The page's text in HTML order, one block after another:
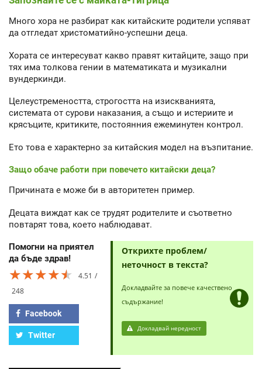
Много хора не разбират как китайските родители успяват
да отгледат христоматийно-успешни деца.
Хората се интересуват какво правят китайците, защо при
тях има толкова гении в математиката и музикални
вундеркинди.
Целеустремеността, строгостта на изискванията,
системата от сурови наказания, а също и истериите и
крясъците, критиките, постоянния ежеминутен контрол.
Ето това е характерно за китайския модел на възпитание.
Защо обаче работи при повечето китайски деца?
Причината е може би в авторитетен пример.
Децата виждат как се трудят родителите и съответно
повтарят това, което наблюдават.
Помогни на приятел
да бъде здрав!
★★★★★
★★★★★
★★★★★
4.51
248
Facebook
Twitter
Открихте проблем/
неточност в текста?
Докладвайте за повече качествено
съдържание!
Докладвай нередност